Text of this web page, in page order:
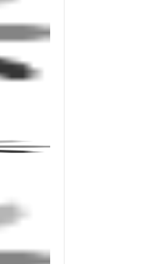
máquinas,
profissionais
de alto
aos
eficiente e
plástico, a
uma gama